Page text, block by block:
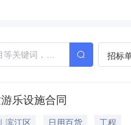
招标
乐设施合同
滨江区 日用百货
工程